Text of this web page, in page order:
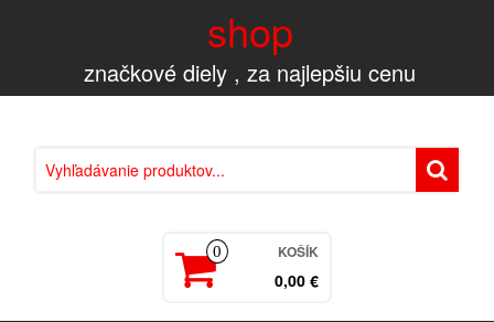
shop
značkové diely , za najlepšiu cenu
0 KOŠÍK
0,00 €